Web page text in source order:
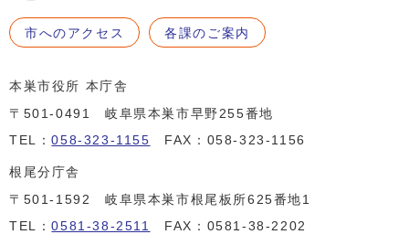
市へのアクセス 各課のご案内
本巣市役所 本庁舎
〒501-0491 岐阜県本巣市早野255番地
TEL：058-323-1155 FAX：058-323-1156
根尾分庁舎
〒501-1592 岐阜県本巣市根尾板所625番地1
TEL：0581-38-2511 FAX：0581-38-2202